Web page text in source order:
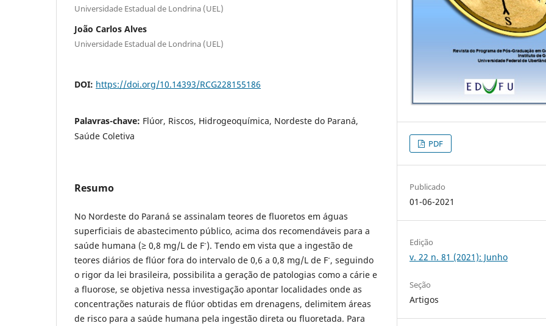
Universidade Estadual de Londrina (UEL)
João Carlos Alves
Universidade Estadual de Londrina (UEL)
DOI: https://doi.org/10.14393/RCG228155186
Palavras-chave: Flúor, Riscos, Hidrogeoquímica, Nordeste do Paraná,
Saúde Coletiva
Resumo
No Nordeste do Paraná se assinalam teores de fluoretos em águas
superficiais de abastecimento público, acima dos recomendáveis para a
saúde humana (≥ 0,8 mg/L de F-). Tendo em vista que a ingestão de
teores diários de flúor fora do intervalo de 0,6 a 0,8 mg/L de F-, seguindo
o rigor da lei brasileira, possibilita a geração de patologias como a cárie e
a fluorose, se objetiva nessa investigação apontar localidades onde as
concentrações naturais de flúor obtidas em drenagens, delimitem áreas
de risco para a saúde humana pela ingestão direta ou fluoretada. Para
PDF
Publicado
01-06-2021
Edição
v. 22 n. 81 (2021): Junho
Seção
Artigos